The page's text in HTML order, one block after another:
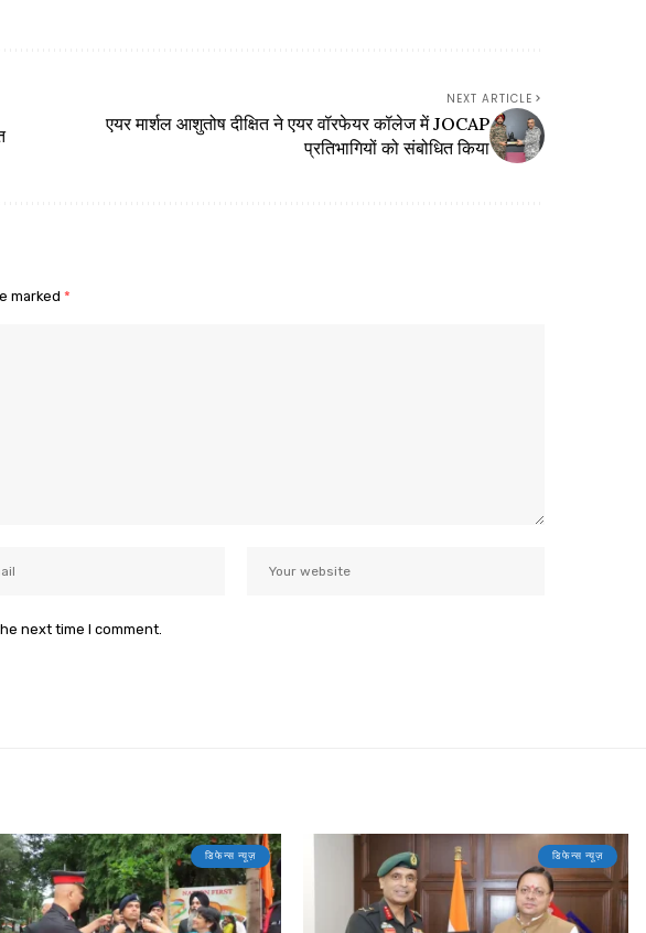
NEXT ARTICLE
एयर मार्शल आशुतोष दीक्षित ने एयर वॉरफेयर कॉलेज में JOCAP
प्रतिभागियों को संबोधित किया
marked *
next time I comment.
डिफेन्स न्यूज़ डिफेन्स न्यूज़